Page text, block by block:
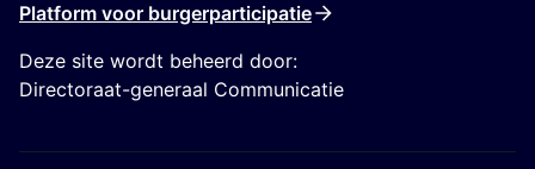
Platform voor burgerparticipatie
Deze site wordt beheerd door:
Directoraat-generaal Communicatie